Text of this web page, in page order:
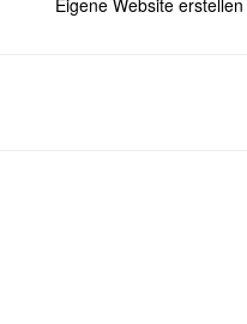
Eigene Website